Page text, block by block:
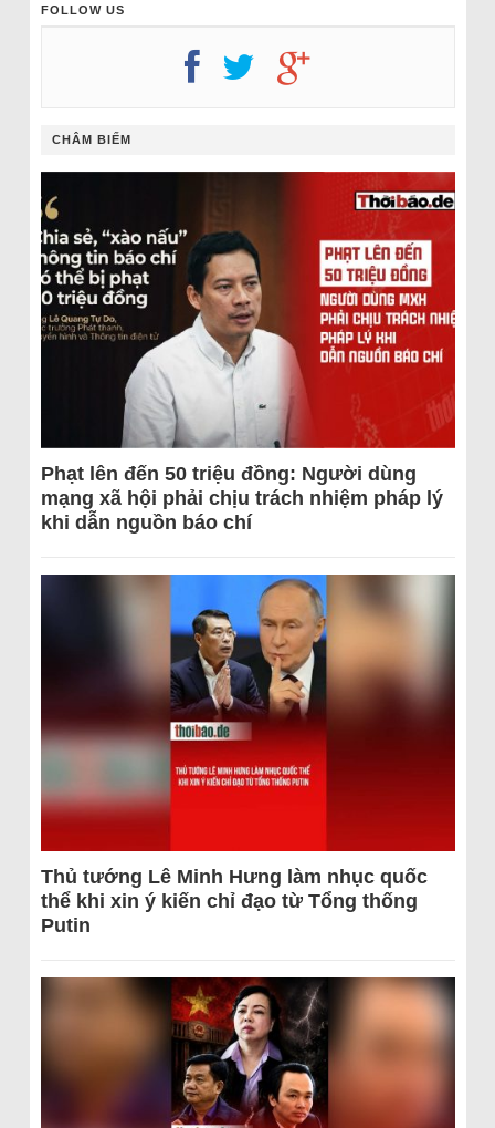
FOLLOW US
CHÂM BIẾM
Phạt lên đến 50 triệu đồng: Người dùng
mạng xã hội phải chịu trách nhiệm pháp lý
khi dẫn nguồn báo chí
Thủ tướng Lê Minh Hưng làm nhục quốc
thể khi xin ý kiến chỉ đạo từ Tổng thống
Putin